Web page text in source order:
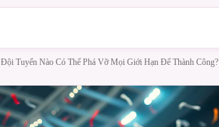
Đội Tuyển Nào Có Thể Phá Vỡ Mọi Giới Hạn Để Thành Công?